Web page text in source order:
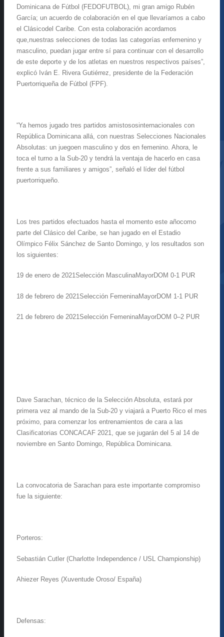
Dominicana de Fútbol (FEDOFUTBOL), mi gran amigo Rubén
García; un acuerdo de colaboración en el que llevaríamos a cabo
el Clásicodel Caribe . Con esta colaboración acordamos
que nuestras selecciones de todas las categorías enfemenino y
masculino puedan jugar entre sí para continuar con el desarrollo
de este deporte y de los atletas en nuestros respectivos países”,
explicó Iván E. Rivera Gutiérrez, presidente de la Federación
Puertorriqueña de Fútbol (FPF).
“Ya hemos jugado tres partidos amistososinternacionales con
República Dominicana allá con nuestras Selecciones Nacionales
Absolutas: un juegoen masculino y dos en femenino Ahora le
toca el turno a la Sub-20 y tendrá la ventaja de hacerlo en casa
frente a sus familiares y amigos”, señaló el líder del fútbol
puertorriqueño
Los tres partidos efectuados hasta el momento este añocomo
parte del Clásico del Caribe, se han jugado en el Estadio
Olímpico Félix Sánchez de Santo Domingo, y los resultados son
los siguientes:
19 de enero de 2021Selección MasculinaMayorDOM 0-1 PUR
18 de febrero de 2021 Selección FemeninaMayorDOM 1-1 PUR
21 de febrero de 2021Selección FemeninaMayorDOM 0–2 PUR
Dave Sarachan, técnico de la Selección Absoluta, estará por
primera vez al mando de la Sub-20 y viajará a Puerto Rico el mes
próximo, para comenzar los entrenamientos de cara a las
Clasificatorias CONCACAF 2021, que se jugarán del 5 al 14 de
noviembre en Santo Domingo, República Dominicana.
La convocatoria de Sarachan para este importante compromiso
fue la siguiente:
Porteros:
Sebastián Cutler (Charlotte Independence / USL Championship)
Ahiezer Reyes (Xuventude Oroso/ España)
Defensas: